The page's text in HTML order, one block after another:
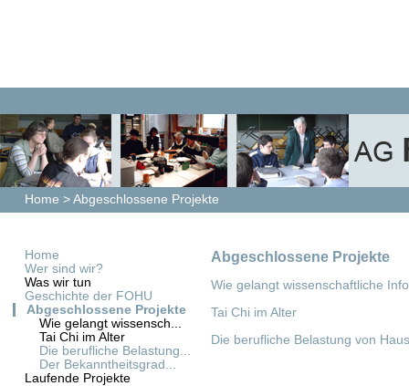
Home >Abgeschlossene Projekte
Home
Wer sind wir?
Was wir tun
Geschichte der FOHU
Abgeschlossene Projekte
Wie gelangt wissensch...
Tai Chi im Alter
Die berufliche Belastung...
Der Bekanntheitsgrad...
Laufende Projekte
Abgeschlossene Projekte
Wie gelangt wissenschaftliche
Tai Chi im Alter
Die berufliche Belastung von